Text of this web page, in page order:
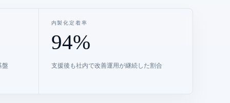
盤
内製化定着率
94%
支援後も社内で改善運用が継続した割合